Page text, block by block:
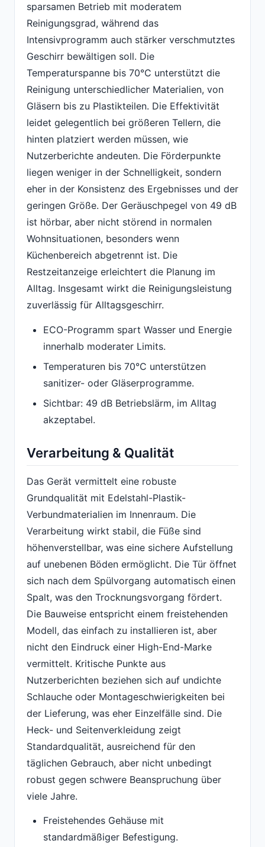
sparsamen Betrieb mit moderatem
Reinigungsgrad, während das
Intensivprogramm auch stärker verschmutztes
Geschirr bewältigen soll. Die
Temperaturspanne bis 70°C unterstützt die
Reinigung unterschiedlicher Materialien, von
Gläsern bis zu Plastikteilen. Die Effektivität
leidet gelegentlich bei größeren Tellern, die
hinten platziert werden müssen, wie
Nutzerberichte andeuten. Die Förderpunkte
liegen weniger in der Schnelligkeit, sondern
eher in der Konsistenz des Ergebnisses und der
geringen Größe. Der Geräuschpegel von 49 dB
ist hörbar, aber nicht störend in normalen
Wohnsituationen, besonders wenn
Küchenbereich abgetrennt ist. Die
Restzeitanzeige erleichtert die Planung im
Alltag. Insgesamt wirkt die Reinigungsleistung
zuverlässig für Alltagsgeschirr.
ECO-Programm spart Wasser und Energie
innerhalb moderater Limits.
Temperaturen bis 70°C unterstützen
sanitizer- oder Gläserprogramme.
Sichtbar: 49 dB Betriebslärm, im Alltag
akzeptabel.
Verarbeitung & Qualität
Das Gerät vermittelt eine robuste
Grundqualität mit Edelstahl-Plastik-
Verbundmaterialien im Innenraum. Die
Verarbeitung wirkt stabil, die Füße sind
höhenverstellbar, was eine sichere Aufstellung
auf unebenen Böden ermöglicht. Die Tür öffnet
sich nach dem Spülvorgang automatisch einen
Spalt, was den Trocknungsvorgang fördert.
Die Bauweise entspricht einem freistehenden
Modell, das einfach zu installieren ist, aber
nicht den Eindruck einer High-End-Marke
vermittelt. Kritische Punkte aus
Nutzerberichten beziehen sich auf undichte
Schlauche oder Montageschwierigkeiten bei
der Lieferung, was eher Einzelfälle sind. Die
Heck- und Seitenverkleidung zeigt
Standardqualität, ausreichend für den
täglichen Gebrauch, aber nicht unbedingt
robust gegen schwere Beanspruchung über
viele Jahre.
Freistehendes Gehäuse mit
standardmäßiger Befestigung.